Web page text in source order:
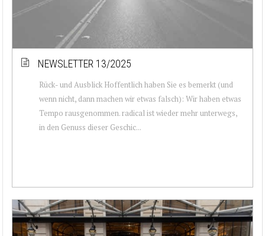
NEWSLETTER 13/2025
Rück- und Ausblick Hoffentlich haben Sie es bemerkt (und
wenn nicht, dann machen wir etwas falsch): Wir haben etwas
Tempo rausgenommen. radical ist wieder mehr unterwegs,
in den Genuss dieser Geschic...